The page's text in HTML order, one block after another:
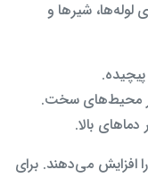
لوله‌ها، شیرها و
محیط‌های سخت.
بالا.
افزایش می‌دهند. برای